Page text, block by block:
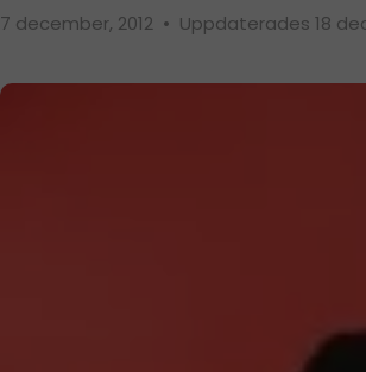
7 december, 2012 • Uppdaterades 18